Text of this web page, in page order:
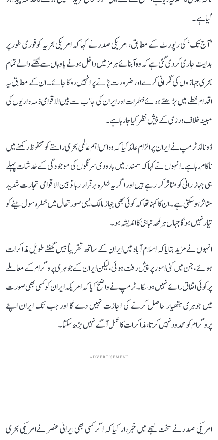
گیا ہے۔
’آج تک‘ کی رپورٹ کے مطابق، امریکی صدر نے کہا کہ امریکی بحریہ کو فوری طور پر
ہدایت جاری کر دی گئی ہے کہ وہ آبنائے ہرمز میں داخل ہونے یا وہاں سے نکلنے والے تمام
بحری جہازوں کی نگرانی کرے اور ضرورت پڑنے پر انہیں روکا جائے۔ ان کے مطابق یہ
اقدام خطے میں بڑھتے ہوئے خطرات اور ایران کی جانب سے بین الاقوامی ذمہ داریوں کی
مبینہ خلاف ورزی کے پیش نظر کیا جا رہا ہے۔
ڈونالڈ ٹرمپ نے ایران پر الزام عائد کیا کہ وہ اس اہم عالمی بحری راستے کو محفوظ رکھنے میں
ناکام رہا ہے۔ انہوں نے کہا کہ سمندر میں بارودی سرنگوں کی موجودگی کے خدشات پہلے
ہی جہاز رانی کو متاثر کر رہے ہیں اور اگر یہ خطرہ برقرار رہا تو بین الاقوامی تجارت شدید
متاثر ہو سکتی ہے۔ ان کا کہنا تھا کہ کوئی بھی جہاز مالک ایسی صورتحال میں خطرہ مول لینے کو
تیار نہیں ہوگا جہاں ہر لمحہ تباہی کا اندیشہ ہو۔
انہوں نے مزید بتایا کہ اسلام آباد میں ایران کے ساتھ تقریباً بیس گھنٹے طویل مذاکرات
ہوئے، جن میں کئی امور پر پیش رفت ہوئی، لیکن ایران کے جوہری پروگرام کے معاملے
پر کوئی اتفاق رائے نہیں ہو سکا۔ ٹرمپ نے واضح کیا کہ امریکہ ایران کو کسی بھی صورت
میں جوہری ہتھیار حاصل کرنے کی اجازت نہیں دے گا اور جب تک ایران اپنے
پروگرام کو محدود نہیں کرتا، مذاکرات کا عمل آگے نہیں بڑھ سکتا۔
ADVERTISEMENT
امریکی صدر نے سخت لہجے میں خبردار کیا کہ اگر کسی بھی ایرانی عنصر نے امریکی بحری